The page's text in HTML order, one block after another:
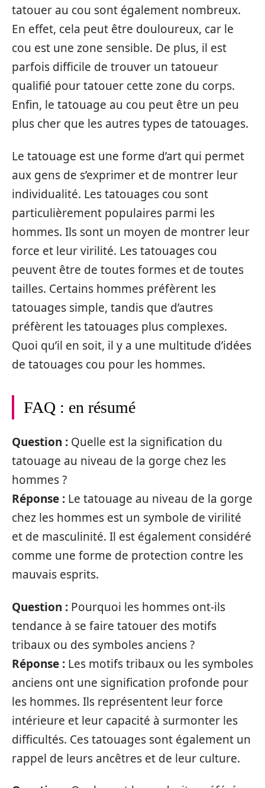
tatouer au cou sont également nombreux.
En effet, cela peut être douloureux, car le
cou est une zone sensible. De plus, il est
parfois difficile de trouver un tatoueur
qualifié pour tatouer cette zone du corps.
Enfin, le tatouage au cou peut être un peu
plus cher que les autres types de tatouages.
Le tatouage est une forme d’art qui permet
aux gens de s’exprimer et de montrer leur
individualité. Les tatouages cou sont
particulièrement populaires parmi les
hommes. Ils sont un moyen de montrer leur
force et leur virilité. Les tatouages cou
peuvent être de toutes formes et de toutes
tailles. Certains hommes préfèrent les
tatouages simple, tandis que d’autres
préfèrent les tatouages plus complexes.
Quoi qu’il en soit, il y a une multitude d’idées
de tatouages cou pour les hommes.
FAQ : en résumé
Question : Quelle est la signification du
tatouage au niveau de la gorge chez les
hommes ?
Réponse : Le tatouage au niveau de la gorge
chez les hommes est un symbole de virilité
et de masculinité. Il est également considéré
comme une forme de protection contre les
mauvais esprits.
Question : Pourquoi les hommes ont-ils
tendance à se faire tatouer des motifs
tribaux ou des symboles anciens ?
Réponse : Les motifs tribaux ou les symboles
anciens ont une signification profonde pour
les hommes. Ils représentent leur force
intérieure et leur capacité à surmonter les
difficultés. Ces tatouages sont également un
rappel de leurs ancêtres et de leur culture.